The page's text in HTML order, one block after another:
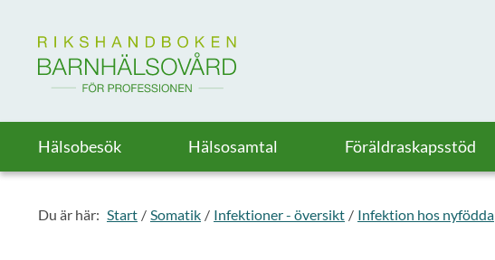
Till startsidan för Rikshandboken i barnhälsovård
Hälsobesök Hälsosamtal Föräldraskapsstöd
Du är här: Start Somatik Infektioner - översikt Infektion hos nyfödda